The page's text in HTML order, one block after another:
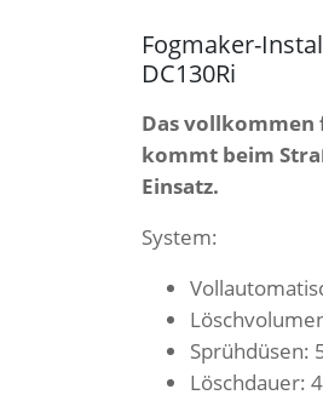
Fogmaker-
DC130Ri
Das
kommt beim
Einsatz.
System:
Sprühdüsen:
Löschdauer: